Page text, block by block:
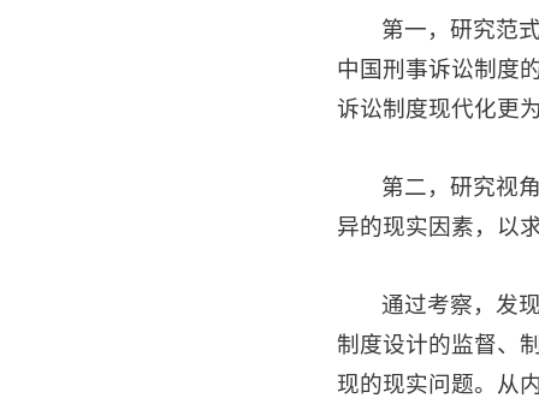
第一，研究范
中国刑事诉讼制度
诉讼制度现代化更
第二，研究视
异的现实因素，以
通过考察，发
制度设计的监督、
现的现实问题。从